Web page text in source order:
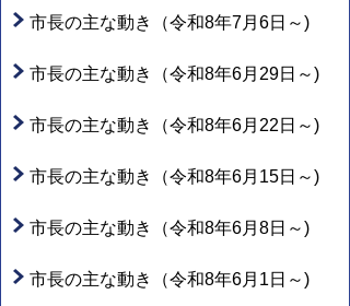
市長の主な動き（令和8年7月6日～)
市長の主な動き（令和8年6月29日～)
市長の主な動き（令和8年6月22日～)
市長の主な動き（令和8年6月15日～)
市長の主な動き（令和8年6月8日～)
市長の主な動き（令和8年6月1日～)